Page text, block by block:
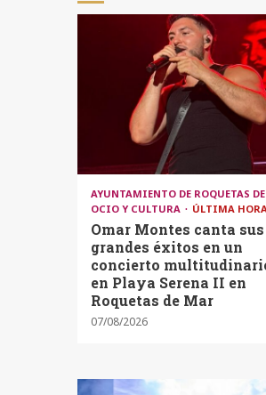
AYUNTAMIENTO DE ROQUETAS
OCIO Y CULTURA
ÚLTIMA HORA
Omar Montes canta sus
grandes éxitos en un
concierto
en Playa Serena II en
Roquetas de Mar
07/08/2026